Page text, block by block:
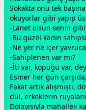
Sokakta onu tek
okuyorlar gibi yapıp
-Lanet olsun senin gibi
-Bu güzel kadın
-Ne yer ne içer
-Sahiplenen var mı?
-İti var, kopuğu var,
Esmer her gün
Fakat artık alışmıştı,
dul, erkeklerin
Dolayısıyla mahalleli